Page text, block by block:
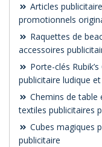
Articles
promotionnels
Raquettes de
accessoires
Porte-clés
publicitaire ludique
Chemins de table
textiles publicitaires
Cubes magiques
publicitaire